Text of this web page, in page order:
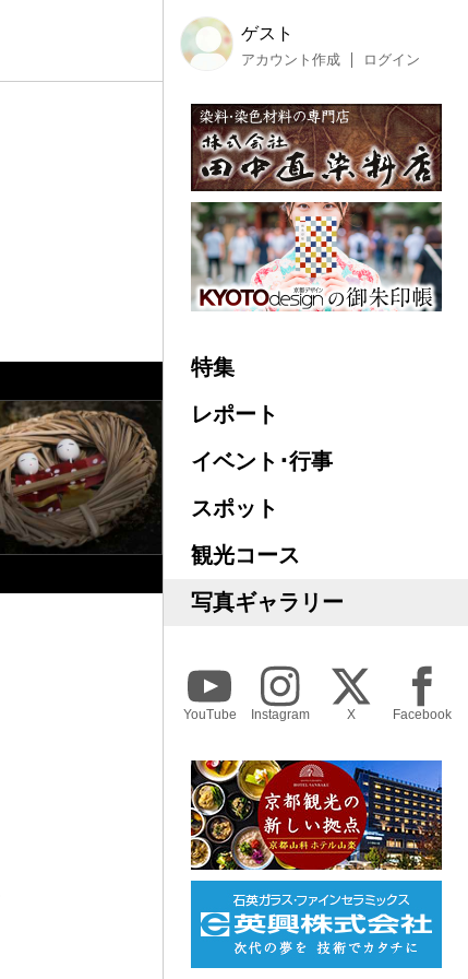
ゲスト
アカウント作成 ログイン
特集
レポート
イベント･行事
スポット
観光コース
写真ギャラリー
YouTube Instagram X Facebook